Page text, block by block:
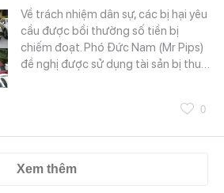
Về trách nhiệm dân sự, các bị hại yêu
cầu được bồi thường số tiền bị
chiếm đoạt. Phó Đức Nam (Mr Pips)
đề nghị được sử dụng tài sản bị thu…
0
Xem thêm